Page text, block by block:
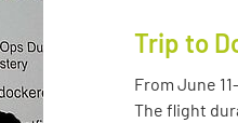
Trip to
From June
The flight